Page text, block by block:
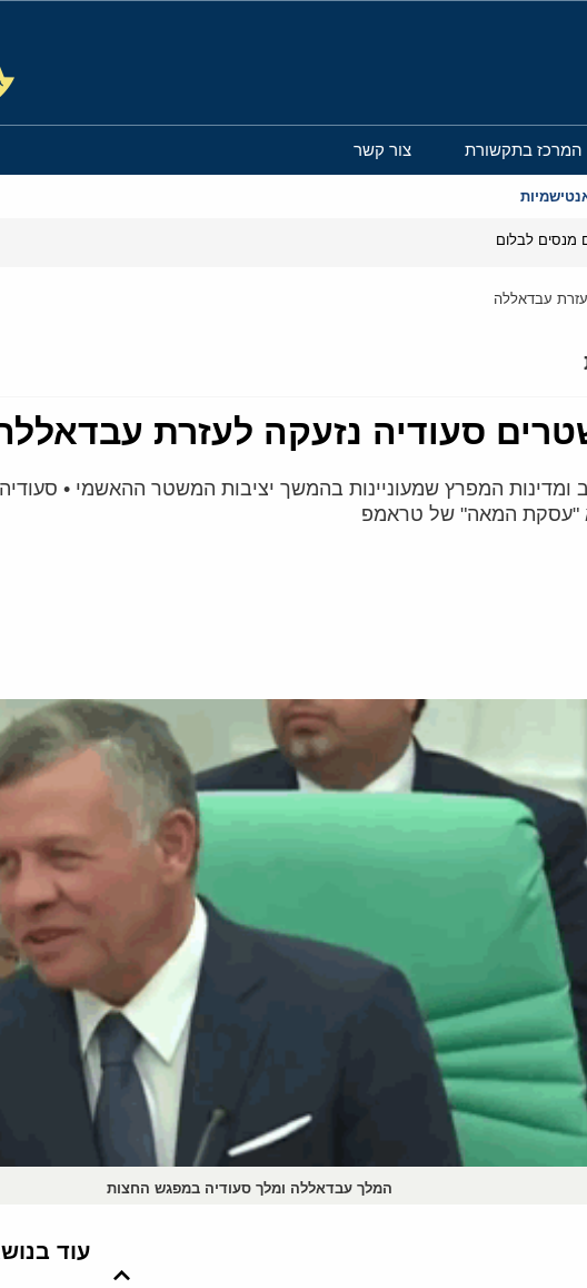
המרכז בתקשורת צור קשר
מנסים לבלום
עבדאללה
סעודיה נזעקה לעזרת
המפרץ שמעוניינות בהמשך יציבות המשטר ההאשמי •
"עסקת המאה" של טראמפ
המלך עבדאללה ומלך סעודיה במפגש החצות
עוד